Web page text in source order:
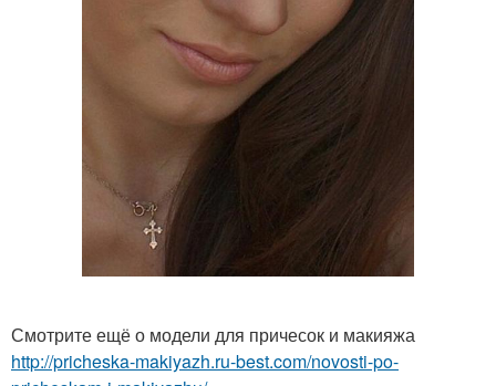
Смотрите ещё о модели для причесок и макияжа
http://pricheska-makiyazh.ru-best.com/novosti-po-